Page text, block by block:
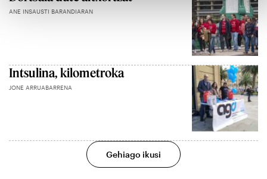
ANE INSAUSTI BARANDIARAN
Intsulina, kilometroka
JONE ARRUABARRENA
Gehiago ikusi